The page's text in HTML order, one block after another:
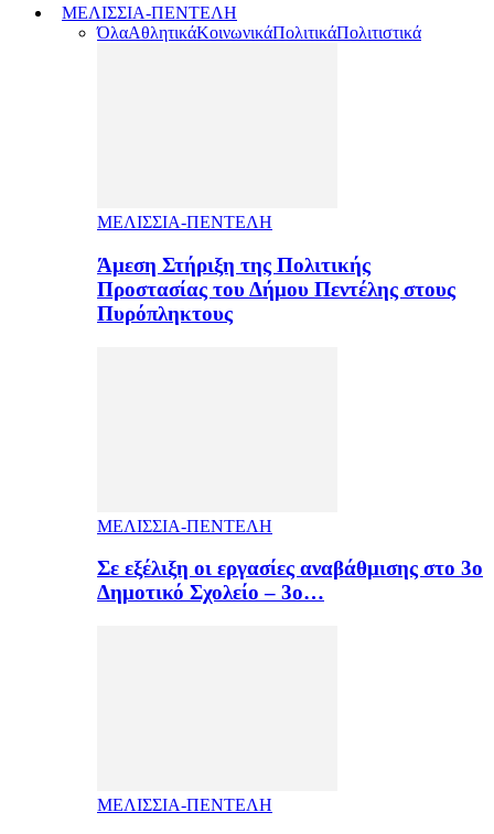
ΜΕΛΙΣΣΙΑ-ΠΕΝΤΕΛΗ
ΌλαΑθλητικάΚοινωνικάΠολιτικάΠολιτιστικά
ΜΕΛΙΣΣΙΑ-ΠΕΝΤΕΛΗ
Άμεση Στήριξη της Πολιτικής
Προστασίας του Δήμου Πεντέλης στους
Πυρόπληκτους
ΜΕΛΙΣΣΙΑ-ΠΕΝΤΕΛΗ
Σε εξέλιξη οι εργασίες αναβάθμισης στο 3ο
Δημοτικό Σχολείο – 3ο…
ΜΕΛΙΣΣΙΑ-ΠΕΝΤΕΛΗ